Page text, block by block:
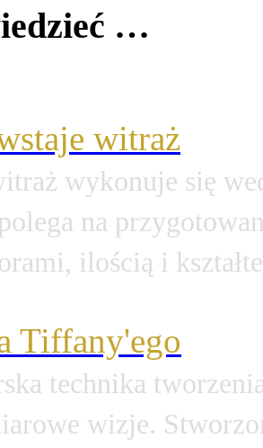
…
witraż
wykonuje się
na
ilością i
Tiffany'ego
technika
wizje.